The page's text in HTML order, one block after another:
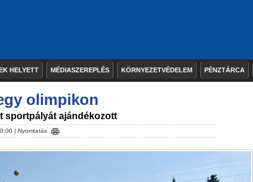
HELYETT MÉDIASZEREPLÉS KÖRNYEZETVÉDELEM PÉNZTÁRCA
olimpikon
sportpályát ajándékozott
| Nyomtatás